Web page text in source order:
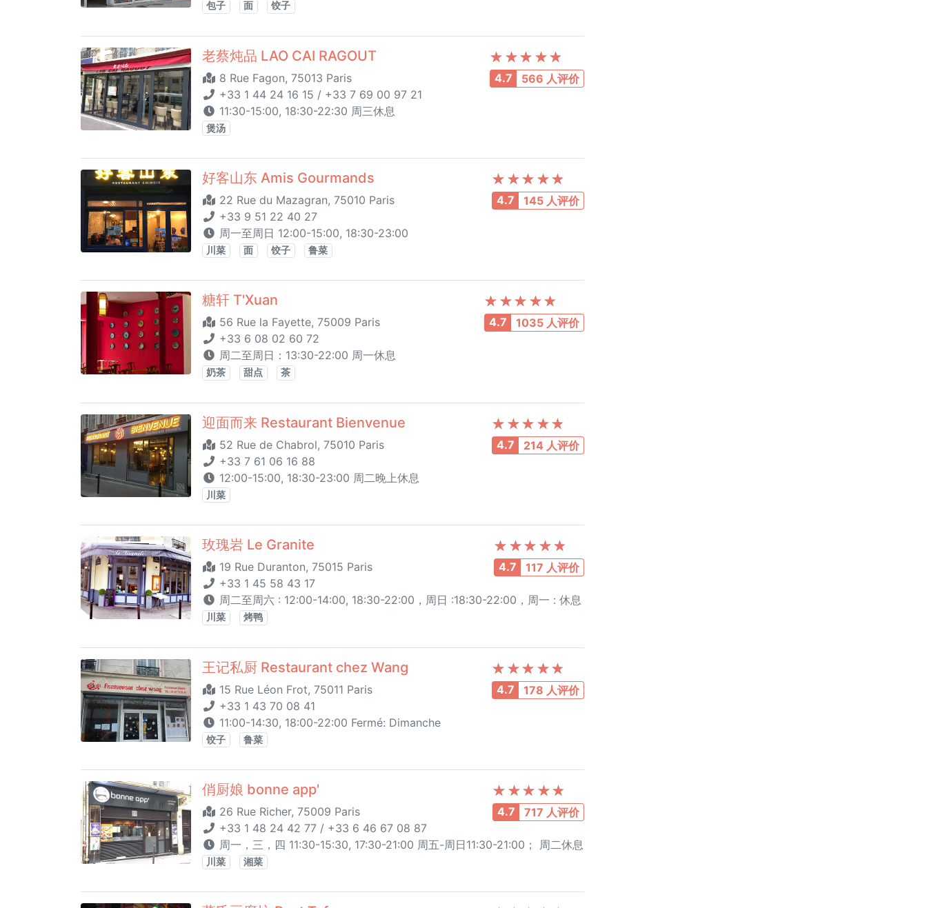
包子 面 饺子
4.7 566 人评价
老蔡炖品 LAO CAI RAGOUT
8 Rue Fagon, 75013 Paris
+33 1 44 24 16 15 / +33 7 69 00 97 21
11:30-15:00, 18:30-22:30 周三休息
煲汤
4.7 145 人评价
好客山东 Amis Gourmands
22 Rue du Mazagran, 75010 Paris
+33 9 51 22 40 27
周一至周日 12:00-15:00, 18:30-23:00
川菜 面 饺子 鲁菜
4.7 1035 人评价
糖轩 T'Xuan
56 Rue la Fayette, 75009 Paris
+33 6 08 02 60 72
周二至周日：13:30-22:00 周一休息
奶茶 甜点 茶
4.7 214 人评价
迎面而来 Restaurant Bienvenue
52 Rue de Chabrol, 75010 Paris
+33 7 61 06 16 88
12:00-15:00, 18:30-23:00 周二晚上休息
川菜
4.7 117 人评价
玫瑰岩 Le Granite
19 Rue Duranton, 75015 Paris
+33 1 45 58 43 17
周二至周六 : 12:00-14:00, 18:30-22:00，周日 :18:30-22:00，周一 : 休息
川菜 烤鸭
4.7 178 人评价
王记私厨 Restaurant chez Wang
15 Rue Léon Frot, 75011 Paris
+33 1 43 70 08 41
11:00-14:30, 18:00-22:00 Fermé: Dimanche
饺子 鲁菜
4.7 717 人评价
俏厨娘 bonne app'
26 Rue Richer, 75009 Paris
+33 1 48 24 42 77 / +33 6 46 67 08 87
周一，三，四 11:30-15:30, 17:30-21:00 周五-周日11:30-21:00； 周二休息
川菜 湘菜